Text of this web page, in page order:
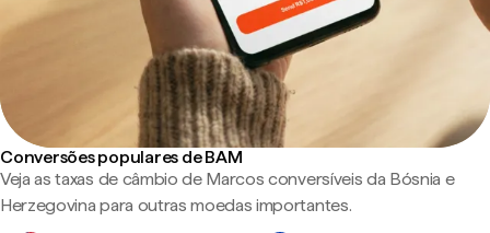
Conversões populares de BAM
Veja as taxas de câmbio de Marcos conversíveis da Bósnia e
Herzegovina para outras moedas importantes.